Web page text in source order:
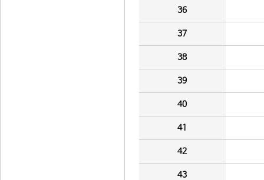
36
37
38
39
40
41
42
43